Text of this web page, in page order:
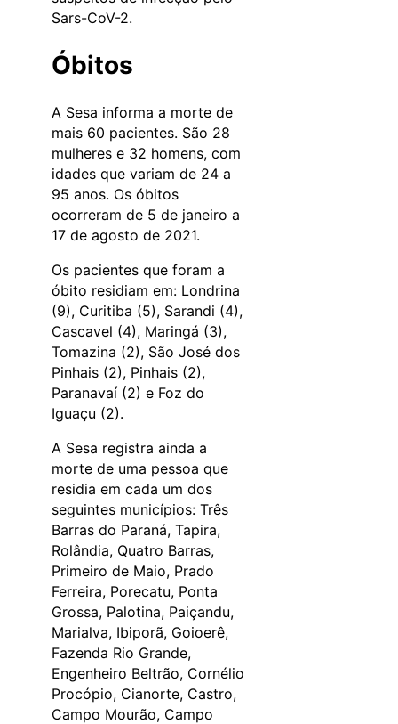
Sars-CoV-2.
Óbitos
A Sesa informa a morte de
mais 60 pacientes. São 28
mulheres e 32 homens, com
idades que variam de 24 a
95 anos. Os óbitos
ocorreram de 5 de janeiro a
17 de agosto de 2021.
Os pacientes que foram a
óbito residiam em: Londrina
(9), Curitiba (5), Sarandi (4),
Cascavel (4), Maringá (3),
Tomazina (2), São José dos
Pinhais (2), Pinhais (2),
Paranavaí (2) e Foz do
Iguaçu (2).
A Sesa registra ainda a
morte de uma pessoa que
residia em cada um dos
seguintes municípios: Três
Barras do Paraná, Tapira,
Rolândia, Quatro Barras,
Primeiro de Maio, Prado
Ferreira, Porecatu, Ponta
Grossa, Palotina, Paiçandu,
Marialva, Ibiporã, Goioerê,
Fazenda Rio Grande,
Engenheiro Beltrão, Cornélio
Procópio, Cianorte, Castro,
Campo Mourão, Campo